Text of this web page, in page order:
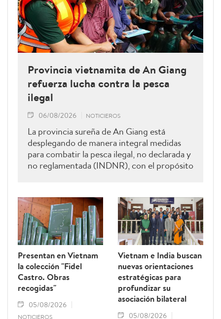
Provincia vietnamita de An Giang
refuerza lucha contra la pesca
ilegal
06/08/2026 NOTICIEROS
La provincia sureña de An Giang está
desplegando de manera integral medidas
para combatir la pesca ilegal, no declarada y
no reglamentada (INDNR), con el propósito
advertencia de la “tarjeta amarilla” impuesta
por la Comisión Europea y reforzar el
prestigio del sector pesquero vietnamita.
Presentan en Vietnam
la colección "Fidel
Castro. Obras
recogidas"
05/08/2026
NOTICIEROS
Vietnam e India buscan
nuevas orientaciones
estratégicas para
profundizar su
asociación bilateral
05/08/2026